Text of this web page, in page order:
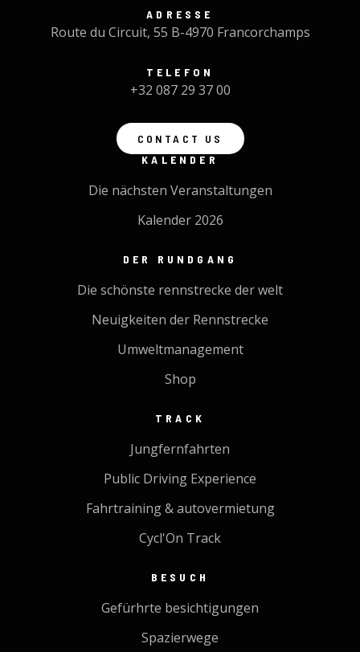
ADRESSE
Route du Circuit, 55 B-4970 Francorchamps
TELEFON
+32 087 29 37 00
CONTACT US
KALENDER
Die nächsten Veranstaltungen
Kalender 2026
DER RUNDGANG
Die schönste rennstrecke der welt
Neuigkeiten der Rennstrecke
Umweltmanagement
Shop
TRACK
Jungfernfahrten
Public Driving Experience
Fahrtraining & autovermietung
Cycl'On Track
BESUCH
Gefürhrte besichtigungen
Spazierwege